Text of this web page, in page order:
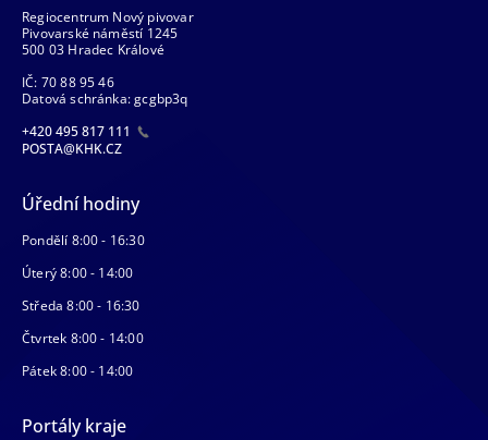
Regiocentrum Nový pivovar
Pivovarské náměstí 1245
500 03 Hradec Králové
IČ: 70 88 95 46
Datová schránka: gcgbp3q
+420 495 817 111
POSTA@KHK.CZ
Úřední hodiny
Pondělí 8:00 - 16:30
Úterý 8:00 - 14:00
Středa 8:00 - 16:30
Čtvrtek 8:00 - 14:00
Pátek 8:00 - 14:00
Portály kraje